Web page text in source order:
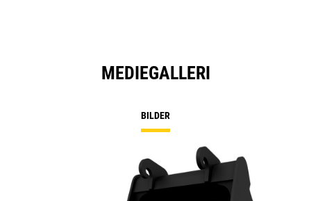
MEDIEGALLERI
BILDER